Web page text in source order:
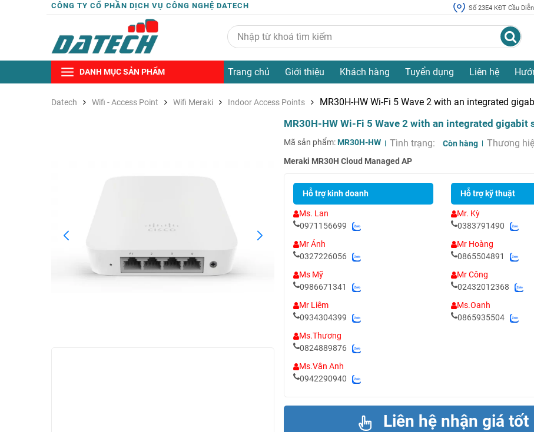
CÔNG TY CỔ PHẦN DỊCH VỤ CÔNG NGHỆ DATECH Số 23E4 KĐT Cầu
DANH MỤC SẢN PHẨM Trang chủ Giới thiệu Khách hàng Tuyển dụng Liên hệ
Datech Wifi - Access Point Wifi Meraki Indoor Access Points MR30H-HW Wi-Fi 5 Wave 2 with an integrated
MR30H-HW Wi-Fi 5 Wave 2 with an integrated gigabit
Mã sản phẩm:MR30H-HW Tình trạng: Còn hàng Thương
Meraki MR30H Cloud Managed AP
Hỗ trợ kinh doanh
Ms. Lan
0971156699
Mr Ánh
0327226056
Ms Mỹ
0986671341
Mr Liêm
0934304399
Ms.Thương
0824889876
Ms.Vân Anh
0942290940
Hỗ trợ kỹ thuật
Mr. Kỳ
0383791490
Mr Hoàng
0865504891
Mr Công
02432012368
Ms.Oanh
0865935504
Liên hệ nhận giá tốt